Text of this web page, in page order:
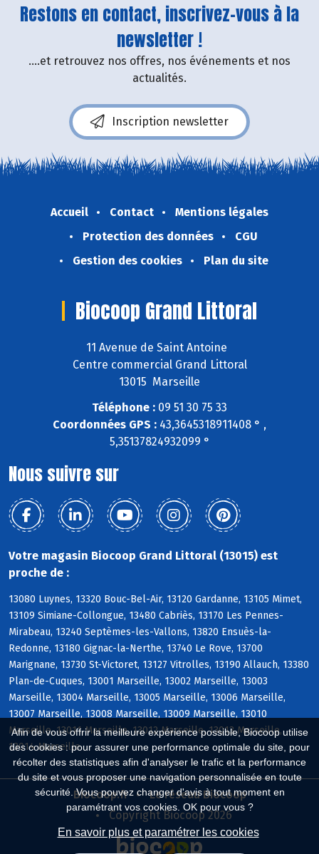
Afin de vous offrir la meilleure expérience possible, Biocoop utilise
des cookies : pour assurer une performance optimale du site, pour
récolter des statistiques afin d'analyser le trafic et la performance
du site et vous proposer une navigation personnalisée en toute
sécurité. Vous pouvez changer d'avis à tout moment en
paramétrant vos cookies. OK pour vous ?
En savoir plus et paramétrer les cookies
Restons en contact, inscrivez-vous à la
newsletter !
....et retrouvez nos offres, nos événements et nos
actualités.
Inscription newsletter
Accueil Contact
Mentions légales
Protection des données
CGU
Gestion des cookies
Plan du site
Biocoop Grand Littoral
11 Avenue de Saint Antoine
Centre commercial Grand Littoral
13015 Marseille
Téléphone : 09 51 30 75 33
Coordonnées GPS : 43,3645318911408 ° ,
5,35137824932099 °
Nous suivre sur
Votre magasin Biocoop Grand Littoral (13015) est
proche de :
13080 Luynes, 13320 Bouc-Bel-Air, 13120 Gardanne, 13105 Mimet,
13109 Simiane-Collongue, 13480 Cabriès, 13170 Les Pennes-
Mirabeau, 13240 Septèmes-les-Vallons, 13820 Ensuès-la-
Redonne, 13180 Gignac-la-Nerthe, 13740 Le Rove, 13700
Marignane, 13730 St-Victoret, 13127 Vitrolles, 13190 Allauch, 13380
Plan-de-Cuques, 13001 Marseille, 13002 Marseille, 13003
Marseille, 13004 Marseille, 13005 Marseille, 13006 Marseille,
13007 Marseille, 13008 Marseille, 13009 Marseille, 13010
Marseille, 13011 Marseille, 13012 Marseille, 13013 Marseille,
13014 Marseille
Biocoop.fr
Le réseau Biocoop
Copyright Biocoop 2026